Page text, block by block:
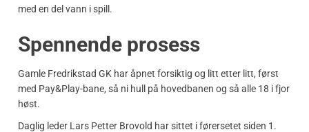
med en del vann i spill.
Spennende prosess
Gamle Fredrikstad GK har åpnet forsiktig og litt etter litt, først
med Pay&Play-bane, så ni hull på hovedbanen og så alle 18 i fjor
høst.
Daglig leder Lars Petter Brovold har sittet i førersetet siden 1.